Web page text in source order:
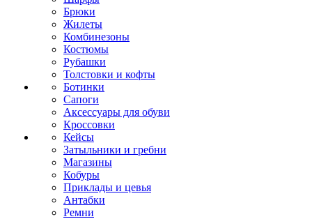
Брюки
Жилеты
Комбинезоны
Костюмы
Рубашки
Толстовки и кофты
Ботинки
Сапоги
Аксессуары для обуви
Кроссовки
Кейсы
Затыльники и гребни
Магазины
Кобуры
Приклады и цевья
Антабки
Ремни